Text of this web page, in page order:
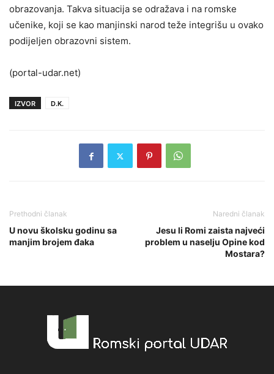
obrazovanja. Takva situacija se odražava i na romske
učenike, koji se kao manjinski narod teže integrišu u ovako
podijeljen obrazovni sistem.
(portal-udar.net)
IZVOR D.K.
Prethodni članak
U novu školsku godinu sa
manjim brojem đaka
Naredni članak
Jesu li Romi zaista najveći
problem u naselju Opine kod
Mostara?